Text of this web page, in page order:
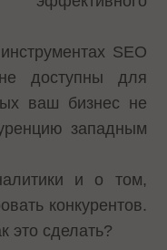
SEO
доступны для
ваш бизнес не
западным
и о том,
конкурентов.
это сделать?